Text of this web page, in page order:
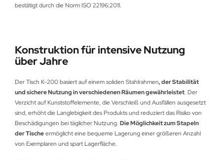
bestätigt durch die Norm ISO 22196:2011.
Konstruktion für intensive Nutzung
über Jahre
Der Tisch K-200 basiert auf einem soliden Stahlrahmen, der Stabilität
und sichere Nutzung in verschiedenen Räumen gewährleistet. Der
Verzicht auf Kunststoffelemente, die Verschleiß und Ausfällen ausgesetzt
sind, erhöht die Langlebigkeit des Produkts und reduziert das Risiko von
Beschädigungen bei täglicher Nutzung. Die Möglichkeit zum Stapeln
der Tischeermöglicht eine bequeme Lagerung einer größeren Anzahl
von Exemplaren und spart Lagerfläche.